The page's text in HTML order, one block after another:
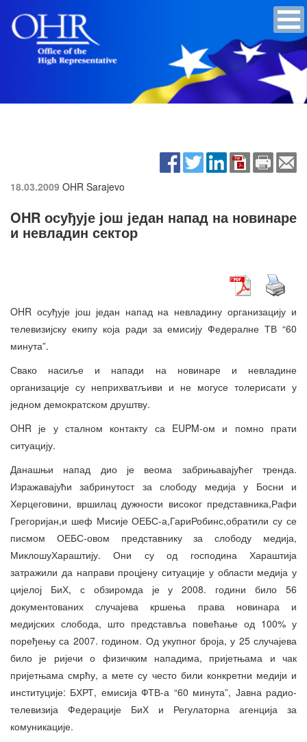
18.03.2009 OHR Sarajevo
OHR осуђује још један напад на новинаре
и невладин сектор
OHR осуђује још један напад на невладину организацију и
телевизијску екипу која ради за емисију Федералне ТВ “60
минута”.
Свако насиље и напади на новинаре и невладине
организације су неприхватљиви и не могусе толерисати у
једном демократском друштву.
OHR је у сталном контакту са EUPM-ом и помно прати
ситуацију.
Данашњи напад дио је веома забрињавајућег тренда.
Изражавајући забринутост за слободу медија у Босни и
Херцеговини, вршилац дужности високог представника,Рафи
Грегоријан,и шеф Мисије ОЕБС-а,ГариРобинс,обратили су се
писмом ОЕБС-овом представнику за слободу медија,
МиклошуХараштију. Они су од господина Хараштија
затражили да направи процјену ситуације у области медија у
цијелој БиХ, с обзиромда је у 2008. години било 56
документованих случајева кршења права новинара и
медијских слобода, што представља повећање од 100% у
поређењу са 2007. годином. Од укупног броја, у 25 случајева
било је ријечи о физичким нападима, пријетњама и чак
пријетњама смрћу, а мете су често били конкретни медији и
институције: БХРТ, емисија ФТВ-а “60 минута”, Јавна радио-
телевизија Федерације БиХ и Регулаторна агенција за
комуникације.